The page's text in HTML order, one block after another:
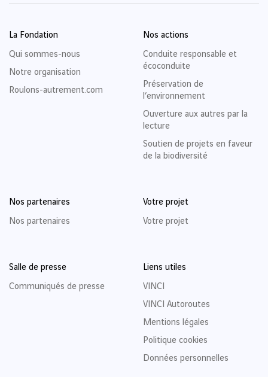
La Fondation
Qui sommes-nous
Notre organisation
Roulons-autrement.com
Nos actions
Conduite responsable et
écoconduite
Préservation de
l’environnement
Ouverture aux autres par la
lecture
Soutien de projets en faveur
de la biodiversité
Nos partenaires
Nos partenaires
Votre projet
Votre projet
Salle de presse
Communiqués de presse
Liens utiles
VINCI
VINCI Autoroutes
Mentions légales
Politique cookies
Données personnelles